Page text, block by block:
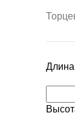
Длина